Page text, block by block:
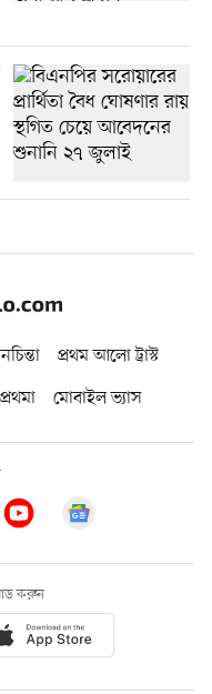
প্রথম আলো ট্রাস্ট
প্রথমা মোবাইল ভ্যাস
করুন